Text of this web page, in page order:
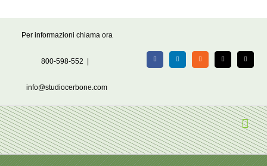
Per informazioni chiama ora
800-598-552
info@studiocerbone.com
FacebookLinkedIn Rss X Email